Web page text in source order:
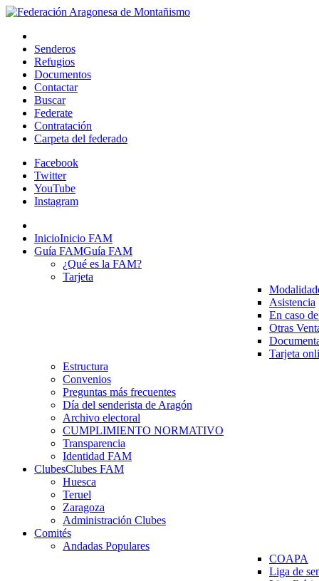
Senderos
Refugios
Documentos
Contactar
Buscar
Federate
Contratación
Carpeta del federado
Facebook
Twitter
YouTube
Instagram
InicioInicio FAM
Guía FAMGuía FAM
¿Qué es la FAM?
Tarjeta
Asistencia
En caso
Otras
Tarjeta
Estructura
Convenios
Preguntas más frecuentes
Día del senderista de Aragón
Archivo electoral
CUMPLIMIENTO NORMATIVO
Transparencia
Identidad FAM
ClubesClubes FAM
Huesca
Teruel
Zaragoza
Administración Clubes
Comités
Andadas Populares
COAPA
Liga de